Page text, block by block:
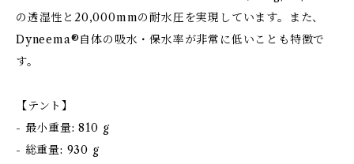
の透湿性と20,000mmの耐水圧を実現しています。また、
Dyneema®自体の吸水・保水率が非常に低いことも特徴で
す。
【テント】
- 最小重量: 810 g
- 総重量: 930 g